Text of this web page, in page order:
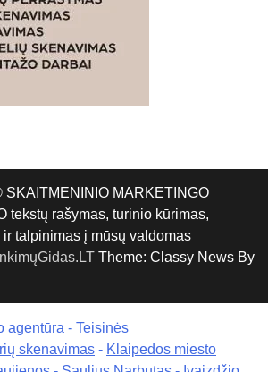
SKAITMENINIO MARKETINGO
tekstų rašymas, turinio kūrimas,
talpinimas į mūsų valdomas
Theme: Classy News By
agentūra - Teisinės
skenavimas - Klaipedos miesto